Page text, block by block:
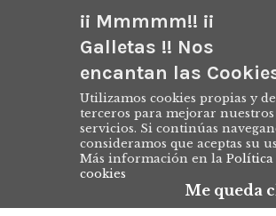
¡¡ Mmmmm!! ¡¡
Galletas !! Nos
encantan las
Utilizamos cookies propias y de
terceros para mejorar nuestros
servicios. Si continúas
consideramos que aceptas su
Más información en la Política
cookies
Me queda